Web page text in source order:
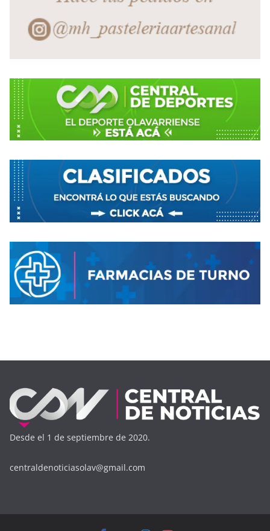
Desde el 1 de septiembre de 2020.
centraldenoticiasolav@gmail.com